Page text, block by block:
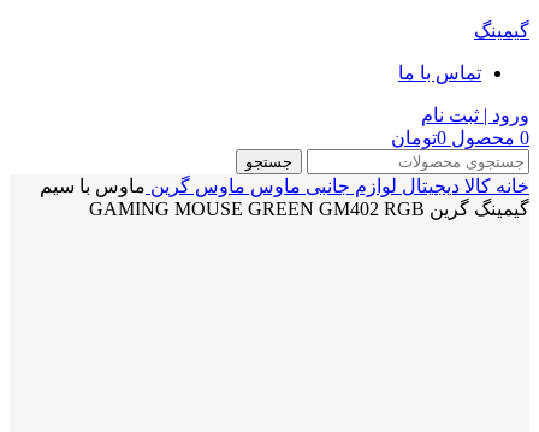
گیمینگ
تماس با ما
ورود | ثبت نام
0 محصول 0تومان
جستجو
خانه کالا دیجیتال لوازم جانبی ماوس ماوس گرین ماوس با سیم
گیمینگ گرین GAMING MOUSE GREEN GM402 RGB